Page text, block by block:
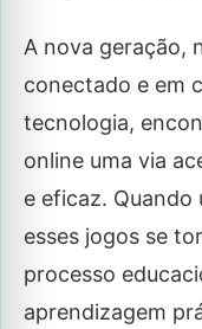
A nova geração,
conectado e em
tecnologia,
online uma via
e eficaz. Quando
esses jogos se
processo
aprendizagem